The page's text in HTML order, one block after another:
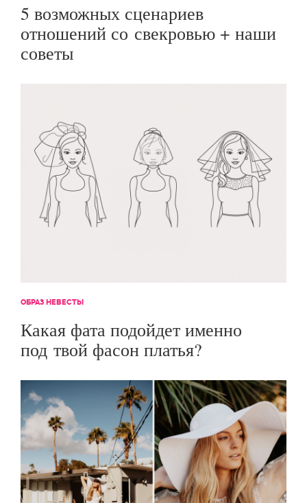
5 возможных сценариев
отношений со свекровью + наши
советы
ОБРАЗ НЕВЕСТЫ
Какая фата подойдет именно
под твой фасон платья?